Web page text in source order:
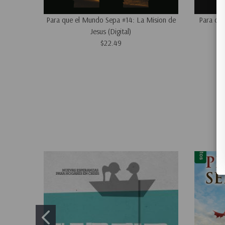
Para que el Mundo Sepa #14: La Mision de
Jesus (Digital)
$22.49
Para